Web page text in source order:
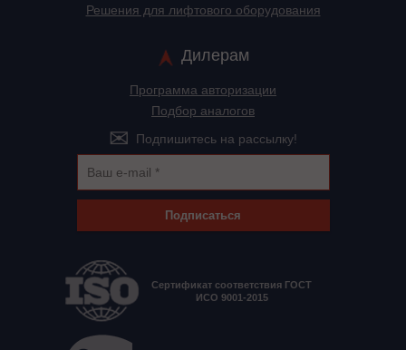
Решения для лифтового оборудования
Дилерам
Программа авторизации
Подбор аналогов
Подпишитесь на рассылку!
Подписаться
Сертификат соответствия ГОСТ
ИСО 9001-2015